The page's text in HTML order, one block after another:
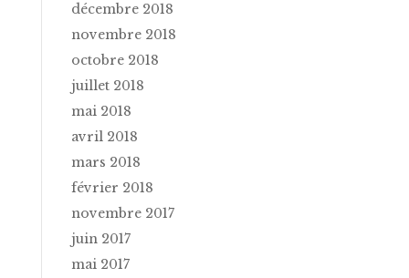
décembre 2018
novembre 2018
octobre 2018
juillet 2018
mai 2018
avril 2018
mars 2018
février 2018
novembre 2017
juin 2017
mai 2017